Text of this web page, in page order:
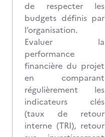
de respecter les
budgets définis par
l’organisation.
Evaluer la
performance
financière du projet
en comparant
régulièrement les
indicateurs clés
(taux de retour
interne (TRI), retour